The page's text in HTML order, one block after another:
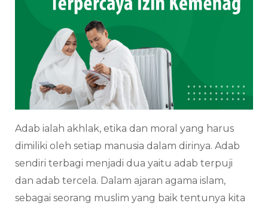
Adab ialah akhlak, etika dan moral yang harus
dimiliki oleh setiap manusia dalam dirinya. Adab
sendiri terbagi menjadi dua yaitu adab terpuji
dan adab tercela. Dalam ajaran agama islam,
sebagai seorang muslim yang baik tentunya kita